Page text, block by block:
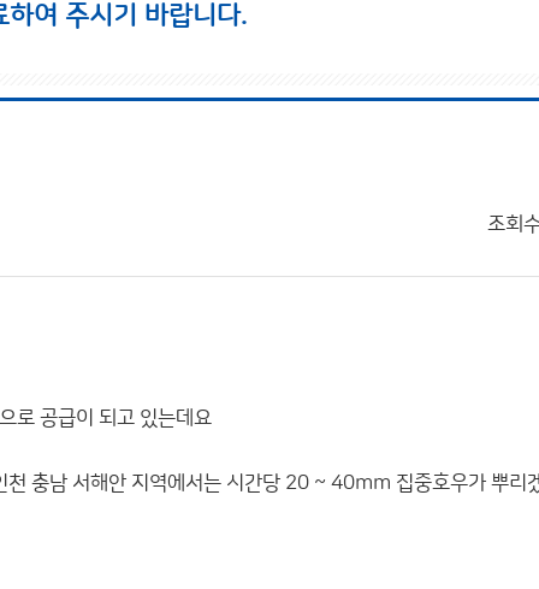
여 주시기 바랍니다.
조회
로 공급이 되고 있는데요
충남 서해안 지역에서는 시간당 20 ~ 40mm 집중호우가 뿌리